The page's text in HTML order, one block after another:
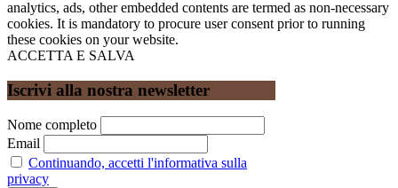
analytics, ads, other embedded contents are termed as non-necessary
cookies. It is mandatory to procure user consent prior to running
these cookies on your website.
ACCETTA E SALVA
Iscrivi alla nostra newsletter
Nome completo
Email
Continuando, accetti l'informativa sulla
privacy